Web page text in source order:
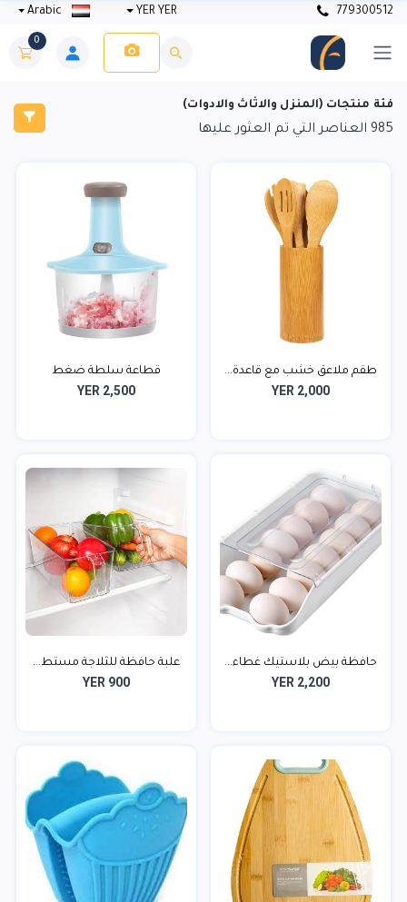
779300512
YER YER
0
فئة منتجات (المنزل والاثاث والادوات)
985 العناصر التي تم العثور عليها
طقم ملاعق خشب مع قاعدة...
YER 2,000
قطاعة سلطة ضغط
YER 2,500
حافظة بيض بلاستيك غطاء...
YER 2,200
علبة حافظة للثلاجة مستط...
YER 900